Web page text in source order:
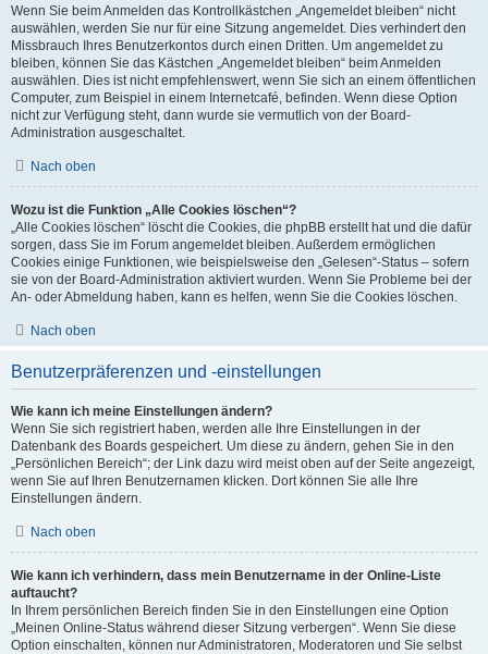
Wenn Sie beim Anmelden das Kontrollkästchen „Angemeldet bleiben“ nicht
auswählen, werden Sie nur für eine Sitzung angemeldet. Dies verhindert den
Missbrauch Ihres Benutzerkontos durch einen Dritten. Um angemeldet zu
bleiben, können Sie das Kästchen „Angemeldet bleiben“ beim Anmelden
auswählen. Dies ist nicht empfehlenswert, wenn Sie sich an einem öffentlichen
Computer, zum Beispiel in einem Internetcafé, befinden. Wenn diese Option
nicht zur Verfügung steht, dann wurde sie vermutlich von der Board-
Administration ausgeschaltet.
Nach oben
Wozu ist die Funktion „Alle Cookies löschen“?
„Alle Cookies löschen“ löscht die Cookies, die phpBB erstellt hat und die dafür
sorgen, dass Sie im Forum angemeldet bleiben. Außerdem ermöglichen
Cookies einige Funktionen, wie beispielsweise den „Gelesen“-Status – sofern
sie von der Board-Administration aktiviert wurden. Wenn Sie Probleme bei der
An- oder Abmeldung haben, kann es helfen, wenn Sie die Cookies löschen.
Nach oben
Benutzerpräferenzen und -einstellungen
Wie kann ich meine Einstellungen ändern?
Wenn Sie sich registriert haben, werden alle Ihre Einstellungen in der
Datenbank des Boards gespeichert. Um diese zu ändern, gehen Sie in den
„Persönlichen Bereich“; der Link dazu wird meist oben auf der Seite angezeigt,
wenn Sie auf Ihren Benutzernamen klicken. Dort können Sie alle Ihre
Einstellungen ändern.
Nach oben
Wie kann ich verhindern, dass mein Benutzername in der Online-Liste
auftaucht?
In Ihrem persönlichen Bereich finden Sie in den Einstellungen eine Option
„Meinen Online-Status während dieser Sitzung verbergen“. Wenn Sie diese
Option einschalten, können nur Administratoren, Moderatoren und Sie selbst